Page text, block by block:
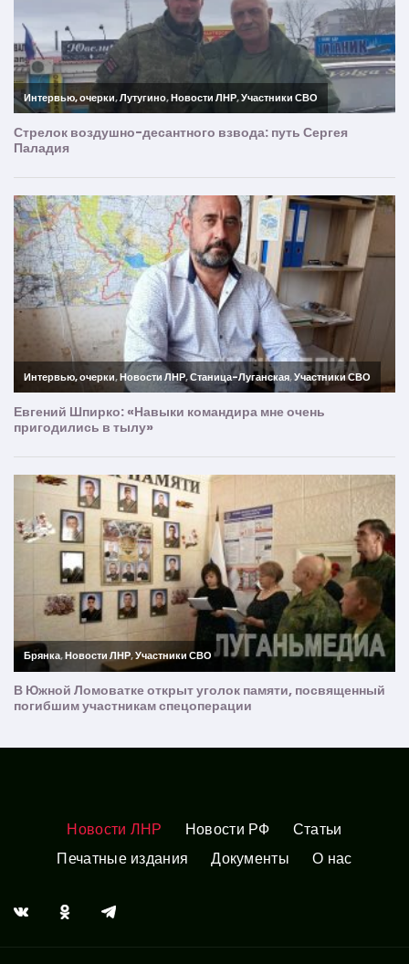
Новости ЛНР Новости РФ
Статьи
Печатные издания
Документы О нас